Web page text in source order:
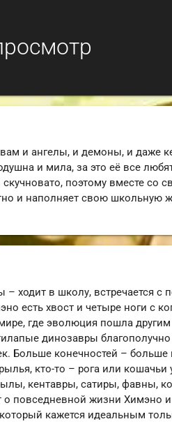
и ангелы, и демоны, и даже
и мила, за это её все
поэтому вместе со
и наполняет свою школьную
ходит в школу, встречается с
есть хвост и четыре ноги с
где эволюция пошла
динозавры
Больше конечностей – больше
кто-то – рога или кошачьи
кентавры, сатиры, фавны,
повседневной жизни Химэно
кажется идеальным